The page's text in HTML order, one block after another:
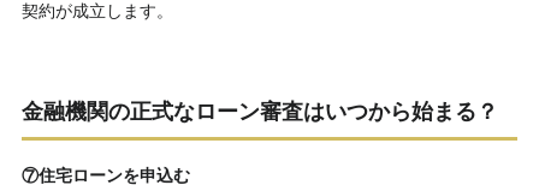
契約が成立します。
金融機関の正式なローン審査はいつから始まる？
⑦住宅ローンを申込む